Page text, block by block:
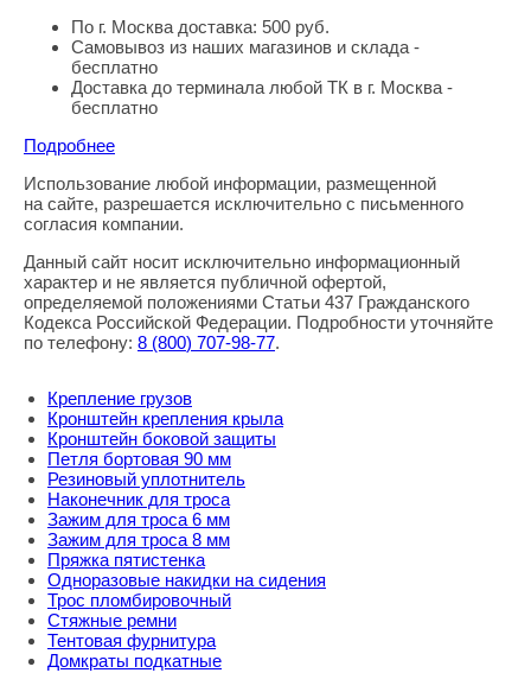
По г. Москва доставка: 500 руб.
Самовывоз из наших магазинов и склада -
бесплатно
Доставка до терминала любой ТК в г. Москва -
бесплатно
Подробнее
Правовая информация
Использование любой информации, размещенной
на сайте, разрешается исключительно с письменного
согласия компании.
Данный сайт носит исключительно информационный
характер и не является публичной офертой,
определяемой положениями Статьи 437 Гражданского
Кодекса Российской Федерации. Подробности уточняйте
по телефону: 8 (800) 707-98-77.
Крепление грузов
Кронштейн крепления крыла
Кронштейн боковой защиты
Петля бортовая 90 мм
Резиновый уплотнитель
Наконечник для троса
Зажим для троса 6 мм
Зажим для троса 8 мм
Пряжка пятистенка
Одноразовые накидки на сидения
Трос пломбировочный
Стяжные ремни
Тентовая фурнитура
Домкраты подкатные